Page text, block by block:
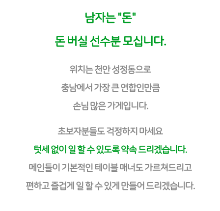
남자는 "돈"
돈 버실 선수분 모십니다.
위치는 천안 성정동으로
충남에서 가장 큰 연합인만큼
손님 많은 가게입니다.
초보자분들도 걱정하지 마세요
텃세 없이 일 할 수 있도록 약속 드리겠습니다.
메인들이 기본적인 테이블 매너도 가르쳐드리고
편하고 즐겁게 일 할 수 있게 만들어 드리겠습니다.